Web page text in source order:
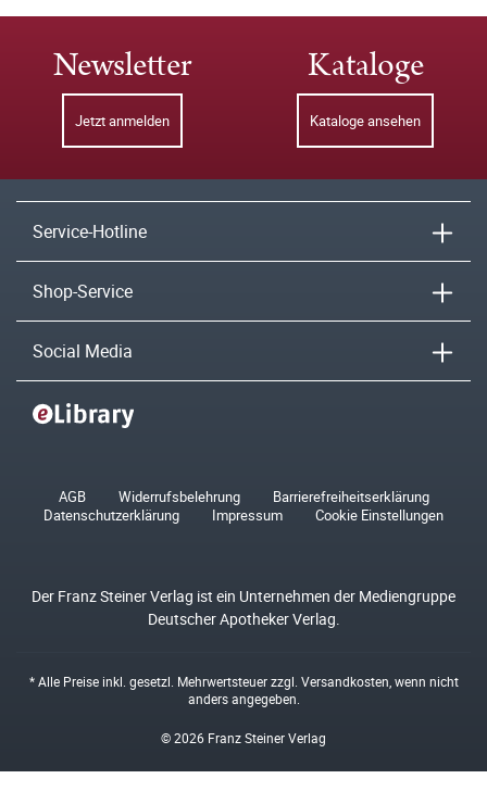
Newsletter
Jetzt anmelden
Kataloge
Kataloge ansehen
Service-Hotline
Shop-Service
Social Media
AGB Widerrufsbelehrung
Barrierefreiheitserklärung
Datenschutzerklärung
Impressum Cookie Einstellungen
Der Franz Steiner Verlag ist ein Unternehmen der Mediengruppe
Deutscher Apotheker Verlag.
* Alle Preise inkl. gesetzl. Mehrwertsteuer zzgl. Versandkosten , wenn nicht
anders angegeben.
© 2026 Franz Steiner Verlag